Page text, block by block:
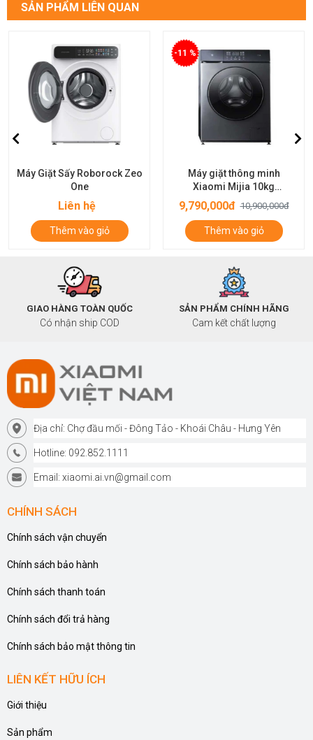
SẢN PHẨM LIÊN QUAN
Máy Giặt Sấy Roborock Zeo
One
Liên hệ
Thêm vào giỏ
-11 %
Máy giặt thông minh
Xiaomi Mijia 10kg
(XQG100MJ102S)
9,790,000đ 10,900,000đ
Thêm vào giỏ
GIAO HÀNG TOÀN QUỐC
Có nhận ship COD
SẢN PHẨM CHÍNH HÃNG
Cam kết chất lượng
Địa chỉ: Chợ đầu mối - Đông Tảo - Khoái Châu - Hưng Yên
Hotline: 092.852.1111
Email: xiaomi.ai.vn@gmail.com
CHÍNH SÁCH
Chính sách vận chuyển
Chính sách bảo hành
Chính sách thanh toán
Chính sách đổi trả hàng
Chính sách bảo mật thông tin
LIÊN KẾT HỮU ÍCH
Giới thiệu
Sản phẩm